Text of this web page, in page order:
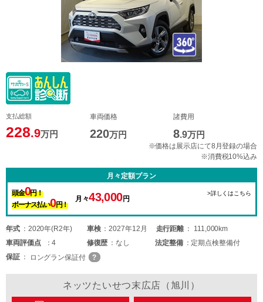
支払総額
228.9万円
車両価格
220万円
諸費用
8.9万円
※価格は展示店にて8月登録の場合
※消費税10%込み
月々定額プラン
頭金0円！
ボーナス払い0円！
月々43,000円
>詳しくはこちら
年式 2020年(R2年) 車検 2027年12月 走行距離
111,000km
車両評価点 4 修復歴 なし 法定整備
定期点検整備付
保証
ロングラン保証付
ネッツたいせつ末広店（旭川）